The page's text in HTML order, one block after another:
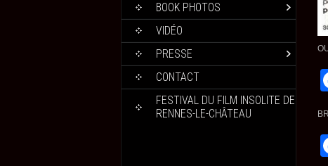
BOOK PHOTOS
VIDÉO
PRESSE
CONTACT
FESTIVAL DU FILM INSOLITE DE
RENNES-LE-CHÂTEAU